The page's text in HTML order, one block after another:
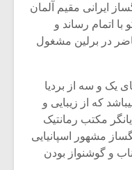
ایرانی مقیم آلمان
با اتمام رساند و
در برلین مشغول
یک و سه از بردیا
که از زیبایی و
مکتب رمانتیک
مشهور اسپانیایی
و گوشنواز بودن